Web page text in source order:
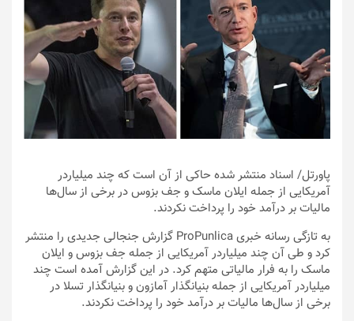
پاورتل/ اسناد منتشر شده حاکی از آن است که چند میلیاردر
آمریکایی از جمله ایلان ماسک و جف بزوس در برخی از سال‌ها
مالیات بر درآمد خود را پرداخت نکردند.
به تازگی رسانه خبری ProPunlica گزارش جنجالی جدیدی را منتشر
کرد و طی آن چند میلیاردر آمریکایی از جمله جف بزوس و ایلان
ماسک را به فرار مالیاتی متهم کرد. در این گزارش آمده است چند
میلیاردر آمریکایی از جمله بنیانگذار آمازون و بنیانگذار تسلا در
برخی از سال‌ها مالیات بر درآمد خود را پرداخت نکردند.